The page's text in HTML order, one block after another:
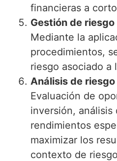
financieras a
Gestión de
Mediante la
procedimientos,
riesgo asociado a
Análisis de
Evaluación de
inversión, análisis
rendimientos
maximizar los
contexto de